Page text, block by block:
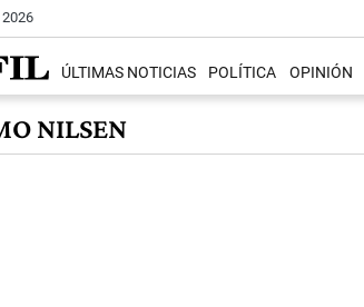
2026
ÚLTIMAS NOTICIAS POLÍTICA OPINIÓN
NILSEN